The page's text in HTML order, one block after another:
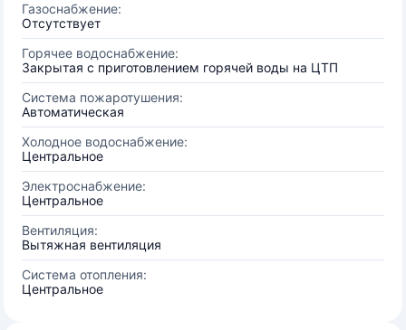
Газоснабжение:
Отсутствует
Горячее водоснабжение:
Закрытая с приготовлением горячей воды на ЦТП
Система пожаротушения:
Автоматическая
Холодное водоснабжение:
Центральное
Электроснабжение:
Центральное
Вентиляция:
Вытяжная вентиляция
Система отопления:
Центральное